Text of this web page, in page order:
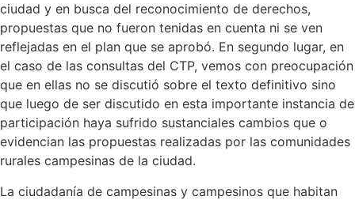
ciudad y en busca del reconocimiento de derechos,
propuestas que no fueron tenidas en cuenta ni se ven
reflejadas en el plan que se aprobó. En segundo lugar, en
el caso de las consultas del CTP, vemos con preocupación
que en ellas no se discutió sobre el texto definitivo sino
que luego de ser discutido en esta importante instancia de
participación haya sufrido sustanciales cambios que o
evidencian las propuestas realizadas por las comunidades
rurales campesinas de la ciudad.
La ciudadanía de campesinas y campesinos que habitan